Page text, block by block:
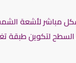
مباشر لأشعة
لتكوين طبقة